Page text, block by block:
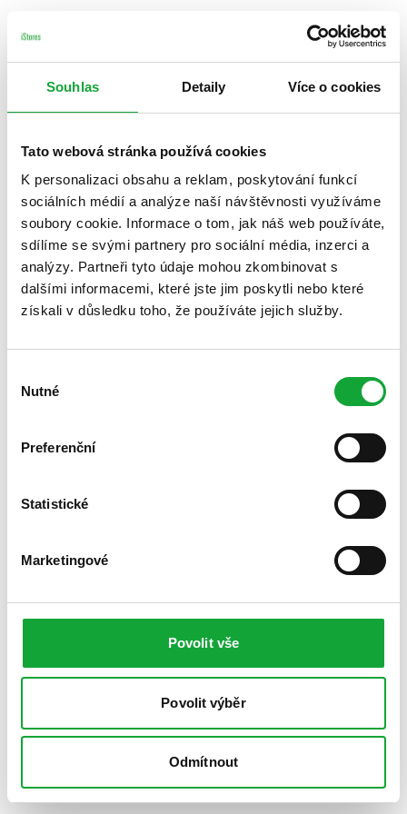
Souhlas Detaily Více o cookies
Tato webová stránka používá cookies
K personalizaci obsahu a reklam, poskytování funkcí
sociálních médií a analýze naší návštěvnosti využíváme
soubory cookie. Informace o tom, jak náš web používáte,
sdílíme se svými partnery pro sociální média, inzerci a
analýzy. Partneři tyto údaje mohou zkombinovat s
dalšími informacemi, které jste jim poskytli nebo které
získali v důsledku toho, že používáte jejich služby.
souhlasu
Nutné
Preferenční
Statistické
Marketingové
Povolit vše
Povolit výběr
Odmítnout